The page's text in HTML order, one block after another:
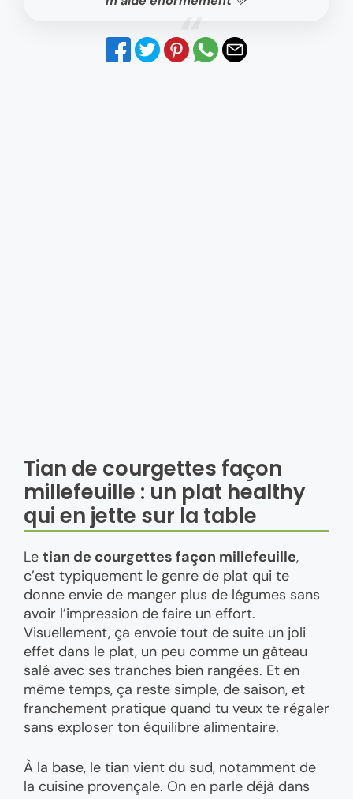
Tian de courgettes façon
millefeuille : un plat healthy
qui en jette sur la table
Le tian de courgettes façon millefeuille,
c’est typiquement le genre de plat qui te
donne envie de manger plus de légumes sans
avoir l’impression de faire un effort.
Visuellement, ça envoie tout de suite un joli
effet dans le plat, un peu comme un gâteau
salé avec ses tranches bien rangées. Et en
même temps, ça reste simple, de saison, et
franchement pratique quand tu veux te régaler
sans exploser ton équilibre alimentaire.
À la base, le tian vient du sud, notamment de
la cuisine provençale. On en parle déjà dans